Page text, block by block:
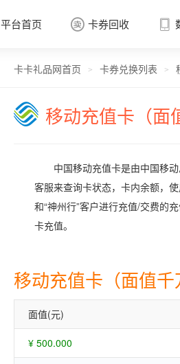
平台首页  卡券回收
 卡券回收

卡卡礼品网首页 > 卡券兑换列表 >
移动充值卡（面
中国移动充值卡是由中国移
客服来查询卡状态，卡内余额，
和“神州行”客户进行充值/交费的
卡充值。
移动充值卡（面值
面值(元)
¥ 500.000